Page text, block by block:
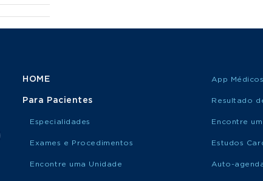
HOME
Para Pacientes
Especialidades
Exames e Procedimentos
Encontre uma Unidade
App Médicos
Resultado
Encontre
Estudos
Auto-